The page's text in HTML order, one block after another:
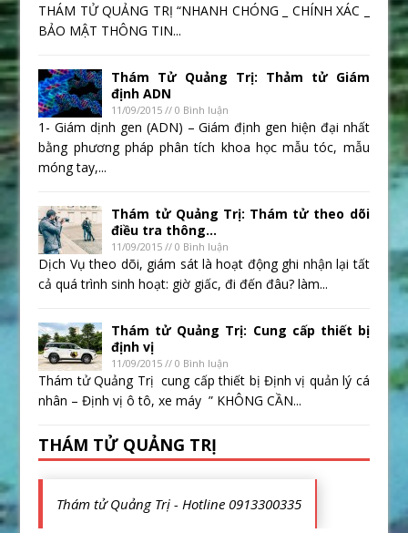
THÁM TỬ QUẢNG TRỊ “NHANH CHÓNG _ CHÍNH XÁC _
BẢO MẬT THÔNG TIN...
Thám Tử Quảng Trị: Thảm tử Giám
định ADN
11/09/2015 // 0 Bình luận
1- Giám dịnh gen (ADN) – Giám định gen hiện đại nhất
bằng phương pháp phân tích khoa học mẫu tóc, mẫu
móng tay,...
Thám tử Quảng Trị: Thám tử theo dõi
điều tra thông...
11/09/2015 // 0 Bình luận
Dịch Vụ theo dõi, giám sát là hoạt động ghi nhận lại tất
cả quá trình sinh hoạt: giờ giấc, đi đến đâu? làm...
Thám tử Quảng Trị: Cung cấp thiết bị
định vị
11/09/2015 // 0 Bình luận
Thám tử Quảng Trị cung cấp thiết bị Định vị quản lý cá
nhân – Định vị ô tô, xe máy ” KHÔNG CẦN...
THÁM TỬ QUẢNG TRỊ
Thám tử Quảng Trị - Hotline 0913300335